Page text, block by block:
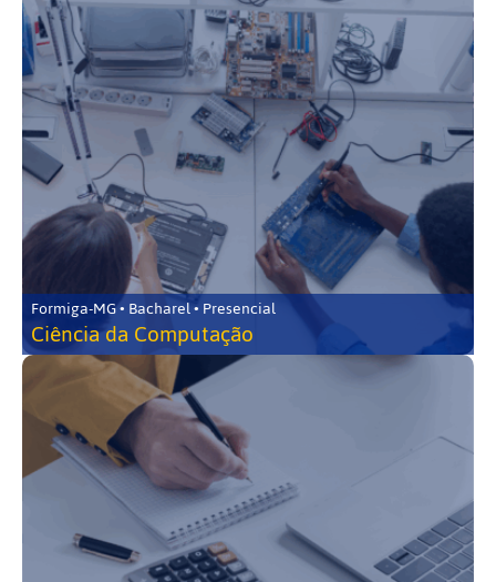
Formiga-MG • Bacharel • Presencial
Ciência da Computação